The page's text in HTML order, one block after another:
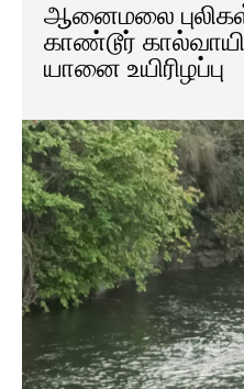
ஆனைமலை
காண்டூர்
யானை உயிரிழப்பு